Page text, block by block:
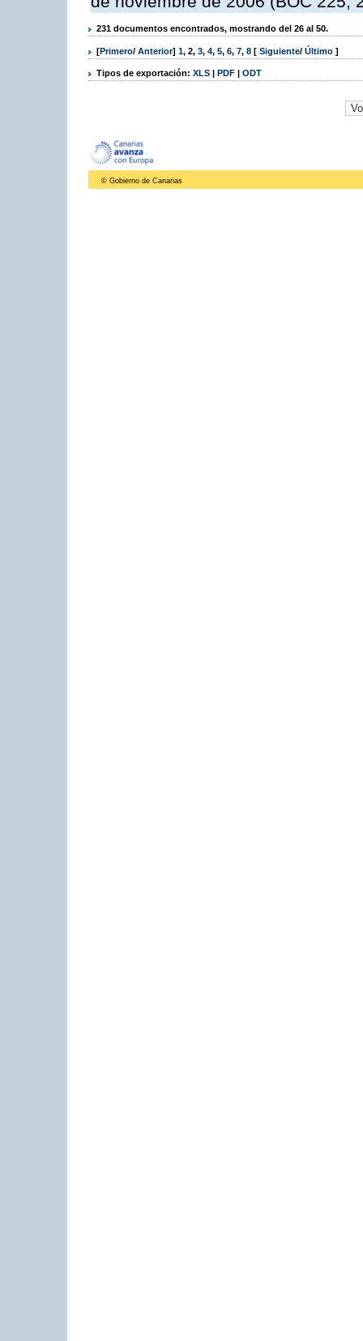
231 documentos encontrados, mostrando del 26 al 50.
[Primero/ Anterior] 1, 2, 3, 4, 5, 6, 7, 8 [ Siguiente/ Último ]
Tipos de exportación: XLS | PDF | ODT
© Gobierno de Canarias